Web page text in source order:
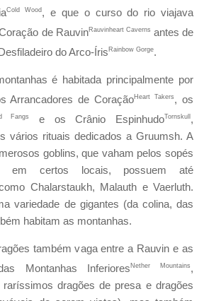
Cold Wood , e que o curso do rio viajava
de RauvinRauvinheart Caverns antes de
do Arco-Íris Rainbow Gorge.
é habitada principalmente por
Arrancadores de CoraçãoHeart Takers , os
Fangs e os Crânio EspinhudoTornskull ,
vários rituais dedicados a Gruumsh. A
goblins, que vaham pelos sopés
em certos locais, possuem até
Chalarstaukh, Malauth e Vaerluth.
variedade de gigantes (da colina, das
habitam as montanhas.
também vaga entre a Rauvin e as
Montanhas InferioresNether Mountains ,
raríssimos dragões de presa e dragões